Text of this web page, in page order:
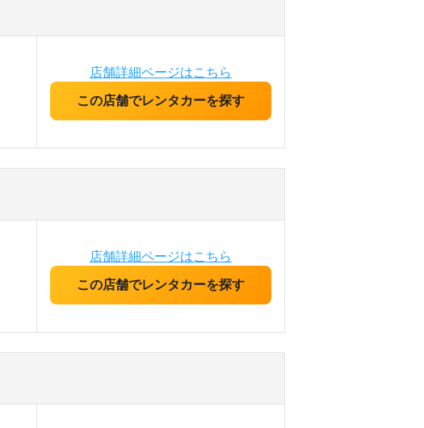
店舗詳細ページはこちら
この店舗でレンタカーを探す
店舗詳細ページはこちら
この店舗でレンタカーを探す